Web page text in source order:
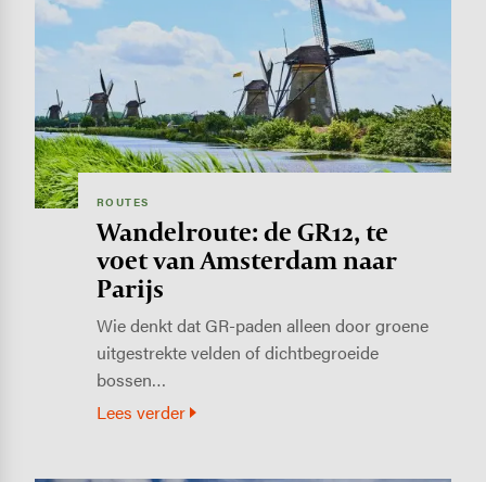
ROUTES
Wandelroute: de GR12, te
voet van Amsterdam naar
Parijs
Wie denkt dat GR-paden alleen door groene
uitgestrekte velden of dichtbegroeide
bossen…
Lees verder